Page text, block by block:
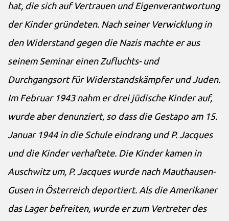
hat, die sich auf Vertrauen und Eigenverantwortung
der Kinder gründeten. Nach seiner Verwicklung in
den Widerstand gegen die Nazis machte er aus
seinem Seminar einen Zufluchts- und
Durchgangsort für Widerstandskämpfer und Juden.
Im Februar 1943 nahm er drei jüdische Kinder auf,
wurde aber denunziert, so dass die Gestapo am 15.
Januar 1944 in die Schule eindrang und P. Jacques
und die Kinder verhaftete. Die Kinder kamen in
Auschwitz um, P. Jacques wurde nach Mauthausen-
Gusen in Österreich deportiert. Als die Amerikaner
das Lager befreiten, wurde er zum Vertreter des